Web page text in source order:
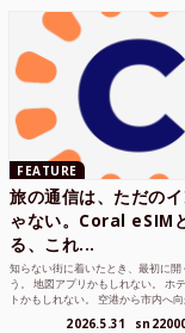
FEATURE
旅の通信は、ただの
ゃない。Coral eSIM
る、これ...
知らない街に着いたとき、最初に開
う。 地図アプリかもしれない。 ホ
トかもしれない。 空港から市内へ
2026.5.31